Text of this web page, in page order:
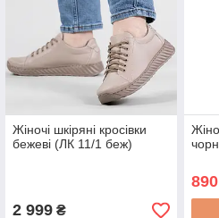
Жіночі шкіряні кросівки
бежеві (ЛК 11/1 беж)
2 999₴
890